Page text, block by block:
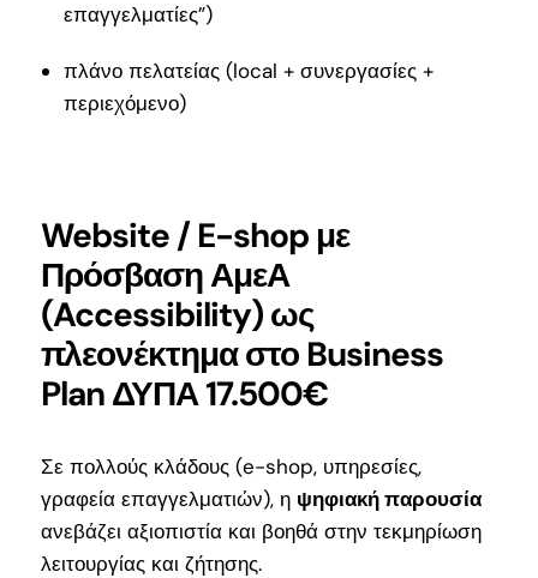
επαγγελματίες”)
πλάνο πελατείας (local + συνεργασίες +
περιεχόμενο)
Website / E-shop με
Πρόσβαση ΑμεΑ
(Accessibility) ως
πλεονέκτημα στο Business
Plan ΔΥΠΑ 17.500€
Σε πολλούς κλάδους (e-shop, υπηρεσίες,
γραφεία επαγγελματιών), η ψηφιακή παρουσία
ανεβάζει αξιοπιστία και βοηθά στην τεκμηρίωση
λειτουργίας και ζήτησης.